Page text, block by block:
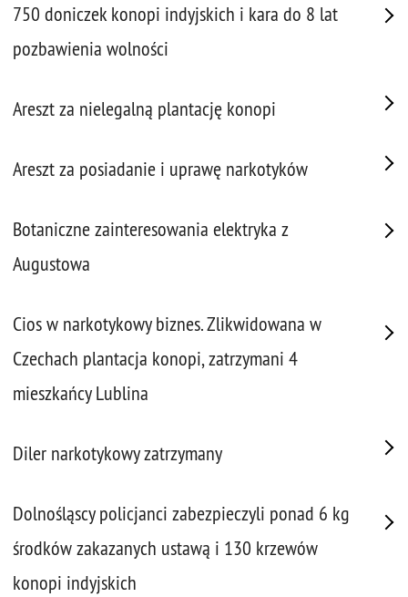
750 doniczek konopi indyjskich i kara do 8 lat
pozbawienia wolności
Areszt za nielegalną plantację konopi
Areszt za posiadanie i uprawę narkotyków
Botaniczne zainteresowania elektryka z
Augustowa
Cios w narkotykowy biznes. Zlikwidowana w
Czechach plantacja konopi, zatrzymani 4
mieszkańcy Lublina
Diler narkotykowy zatrzymany
Dolnośląscy policjanci zabezpieczyli ponad 6 kg
środków zakazanych ustawą i 130 krzewów
konopi indyjskich